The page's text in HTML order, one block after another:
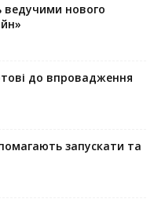
ведучими нового
до впровадження
запускaти та